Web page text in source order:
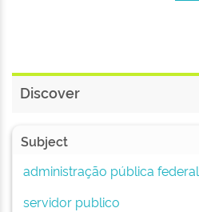
Discover
Subject
administração pública federal
servidor publico